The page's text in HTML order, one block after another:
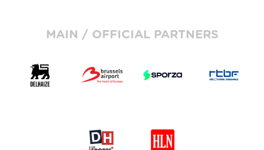
MAIN / OFFICIAL PARTNERS